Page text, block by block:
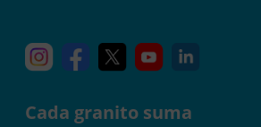
InstagramFacebook
X YouTube
Cada granito suma